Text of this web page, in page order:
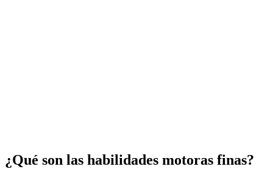
¿Qué son las habilidades motoras finas?